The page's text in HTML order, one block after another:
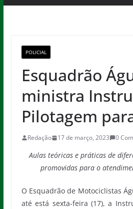
POLICIAL
Esquadrão
ministra
Pilotagem
Redação 17 de março, 2023 0
Aulas teóricas e práticas de
promovidas para o
O Esquadrão de Motociclistas
até está sexta-feira (17), a